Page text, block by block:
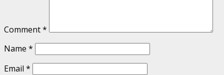
Comment*
Name *
Email *